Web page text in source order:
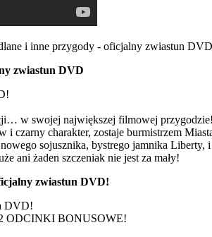
i inne przygody - oficjalny zwiastun
zwiastun DVD
w swojej największej filmowej przygodzie!
i czarny charakter, zostaje burmistrzem
sojusznika, bystrego jamnika Liberty,
ani żaden szczeniak nie jest za mały!
zwiastun DVD!
DVD!
ODCINKI BONUSOWE!